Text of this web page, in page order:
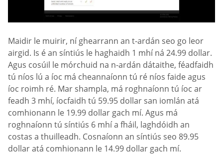
Maidir le muirir, ní ghearrann an t-ardán seo go leor
airgid. Is é an síntiús le haghaidh 1 mhí ná 24.99 dollar.
Agus cosúil le mórchuid na n-ardán dátaithe, féadfaidh
tú níos lú a íoc má cheannaíonn tú ré níos faide agus
íoc roimh ré. Mar shampla, má roghnaíonn tú íoc ar
feadh 3 mhí, íocfaidh tú 59.95 dollar san iomlán atá
comhionann le 19.99 dollar gach mí. Agus má
roghnaíonn tú síntiús 6 mhí a fháil, laghdóidh an
costas a thuilleadh. Cosnaíonn an síntiús seo 89.95
dollar atá comhionann le 14.99 dollar gach mí.